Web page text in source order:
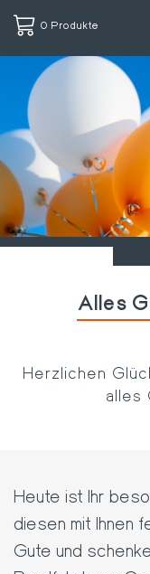
Inhalt
0 Produkte
Alles
Herzlichen
alles
Heute ist Ihr
diesen mit Ihnen
Gute und